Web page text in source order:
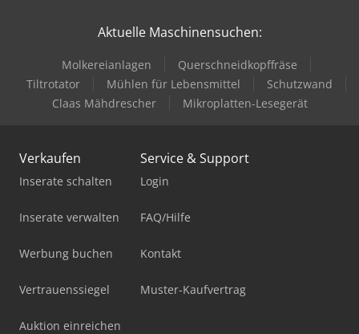
Aktuelle Maschinensuchen:
Molkereianlagen
Querschneidkopffräse
Tiltrotator
Mühlen für Lebensmittel
Schutzwand
Claas Mähdrescher
Mikroplatten-Lesegerät
Verkaufen
Inserate schalten
Inserate verwalten
Werbung buchen
Vertrauenssiegel
Auktion einreichen
Service & Support
Login
FAQ/Hilfe
Kontakt
Muster-Kaufvertrag